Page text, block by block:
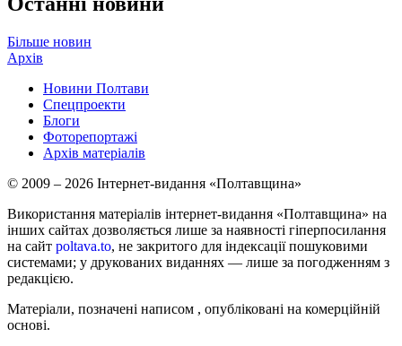
Більше новин
Архів
Новини Полтави
Спецпроекти
Блоги
Фоторепортажі
Архів матеріалів
© 2009 – 2026 Інтернет-видання «Полтавщина»
Використання матеріалів інтернет-видання «Полтавщина» на
інших сайтах дозволяється лише за наявності гіперпосилання
на сайт poltava.to, не закритого для індексації пошуковими
системами; у друкованих виданнях — лише за погодженням з
редакцією.
Матеріали, позначені написом , опубліковані на комерційній
основі.